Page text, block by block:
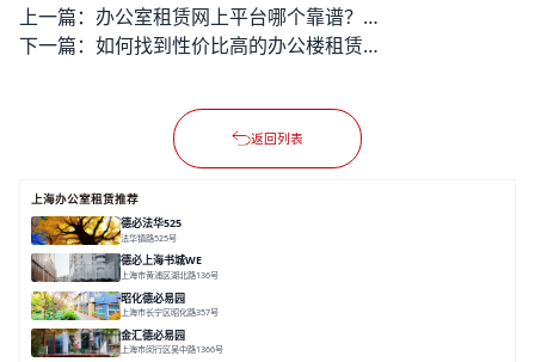
上一篇：
办公室租赁网上平台哪个靠谱？如何快速找到高性价比办公空间？
下一篇：
如何找到性价比高的办公楼租赁？这5个选址技巧帮你省下30%成本！
返回列表
上海办公室租赁推荐
德必法华525
法华镇路525号
德必上海书城WE
上海市黄浦区湖北路136号
昭化德必易园
上海市长宁区昭化路357号
金汇德必易园
上海市闵行区吴中路1366号